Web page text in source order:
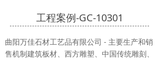
曲阳万佳石材工艺品有限公司 - 主要生产和销
售机制建筑板材、西方雕塑、中国传统雕刻、
工程案例-GC-10301